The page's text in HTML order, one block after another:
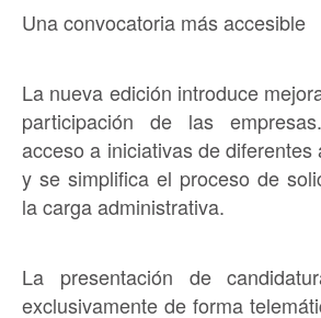
Una convocatoria más accesible
La nueva edición introduce
participación de las
acceso a iniciativas de diferentes
y se simplifica el proceso de
la carga administrativa.
La presentación de
exclusivamente de forma